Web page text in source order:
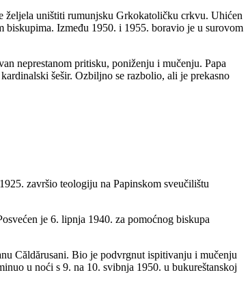
željela uništiti rumunjsku Grkokatoličku crkvu. Uhićen
Između 1950. i 1955. boravio je u surovom
neprestanom pritisku, poniženju i mučenju. Papa
šešir. Ozbiljno se razbolio, ali je prekasno
završio teologiju na Papinskom sveučilištu
je 6. lipnja 1940. za pomoćnog biskupa
Căldărusani. Bio je podvrgnut ispitivanju i mučenju
u noći s 9. na 10. svibnja 1950. u bukureštanskoj